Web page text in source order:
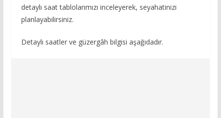
detaylı saat tablolarımızı inceleyerek, seyahatinizi
planlayabilirsiniz.
Detaylı saatler ve güzergâh bilgisi aşağıdadır.